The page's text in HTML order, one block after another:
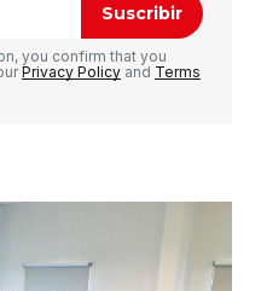
Suscribir
you confirm that you
Privacy Policy and Terms